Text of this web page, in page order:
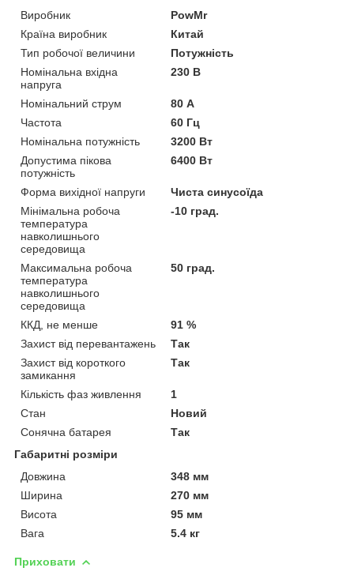
Виробник
PowMr
Країна виробник
Китай
Тип робочої величини
Потужність
Номінальна вхідна
напруга
230 В
Номінальний струм
80 А
Частота
60 Гц
Номінальна потужність
3200 Вт
Допустима пікова
потужність
6400 Вт
Форма вихідної напруги
Чиста синусоїда
Мінімальна робоча
температура
навколишнього
середовища
-10 град.
Максимальна робоча
температура
навколишнього
середовища
50 град.
ККД, не менше
91 %
Захист від перевантажень
Так
Захист від короткого
замикання
Так
Кількість фаз живлення
1
Стан
Новий
Сонячна батарея
Так
Габаритні розміри
Довжина
348 мм
Ширина
270 мм
Висота
95 мм
Вага
5.4 кг
Приховати